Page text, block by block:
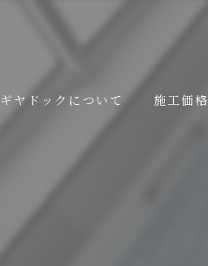
ギヤドックについて 施工価格